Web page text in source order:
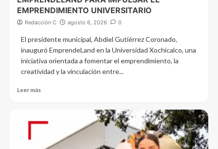
EMPRENDIMIENTO UNIVERSITARIO
Redacción C agosto 6, 2026 0
El presidente municipal, Abdiel Gutiérrez Coronado,
inauguró EmprendeLand en la Universidad Xochicalco, una
iniciativa orientada a fomentar el emprendimiento, la
creatividad y la vinculación entre...
Leer más